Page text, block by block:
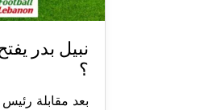
نبيل بدر
؟
بعد مقابلة رئيس